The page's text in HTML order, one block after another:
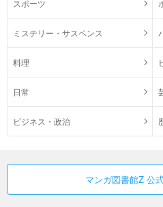
スポーツ
ミステリー・サスペンス
料理
日常
ビジネス・政治
マンガ図書館Z 公